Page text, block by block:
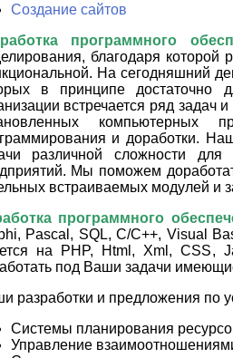
Создание сайтов
программного
благодаря которой
На сегодняшний
в принципе достаточно
встречается ряд
компьютерных
и доработки.
различной сложности
Мы поможем
встраиваемых модулей и
программного
Pascal, SQL, C/C++, Visual
на PHP, Html, Xml, CSS,
под Ваши задачи
разработки и предложения по
Системы планирования
Управление